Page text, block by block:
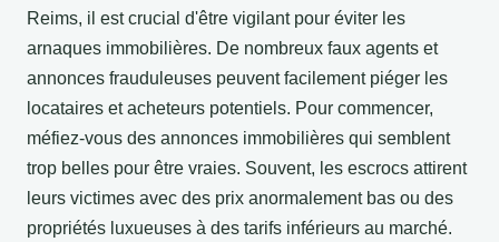
Reims, il est crucial d'être vigilant pour éviter les
arnaques immobilières. De nombreux faux agents et
annonces frauduleuses peuvent facilement piéger les
locataires et acheteurs potentiels. Pour commencer,
méfiez-vous des annonces immobilières qui semblent
trop belles pour être vraies. Souvent, les escrocs attirent
leurs victimes avec des prix anormalement bas ou des
propriétés luxueuses à des tarifs inférieurs au marché.